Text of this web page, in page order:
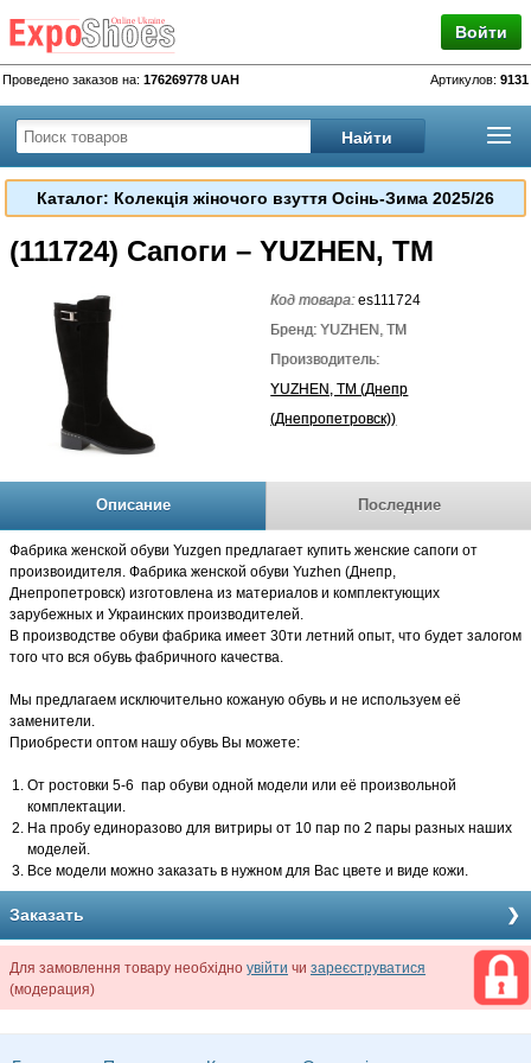
Войти
Проведено заказов на: 176269778 UAH Артикулов: 9131
Каталог: Колекція жіночого взуття Осінь-Зима 2025/26
(111724) Сапоги – YUZHEN, TM
Код товара:es111724
Бренд: YUZHEN, TM
Производитель:
YUZHEN, TM (Днепр
(Днепропетровск))
Описание Последние
Фабрика женской обуви Yuzgen предлагает купить женские сапоги от
произвоидителя. Фабрика женской обуви Yuzhen (Днепр,
Днепропетровск) изготовлена из материалов и комплектующих
зарубежных и Украинских производителей.
В производстве обуви фабрика имеет 30ти летний опыт, что будет залогом
того что вся обувь фабричного качества.
Мы предлагаем исключительно кожаную обувь и не используем её
заменители.
Приобрести оптом нашу обувь Вы можете:
От ростовки 5-6 пар обуви одной модели или её произвольной
комплектации.
На пробу единоразово для витриры от 10 пар по 2 пары разных наших
моделей.
Все модели можно заказать в нужном для Вас цвете и виде кожи.
Заказать
Для замовлення товару необхідно увійти чи зареєструватися
(модерация)